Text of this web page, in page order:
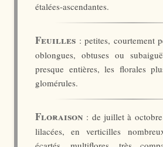
étalées-ascendantes.
Feuilles : petites, courtement
oblongues, obtuses ou
presque entières, les florales
glomérules.
Floraison : de juillet à
lilacées, en verticilles